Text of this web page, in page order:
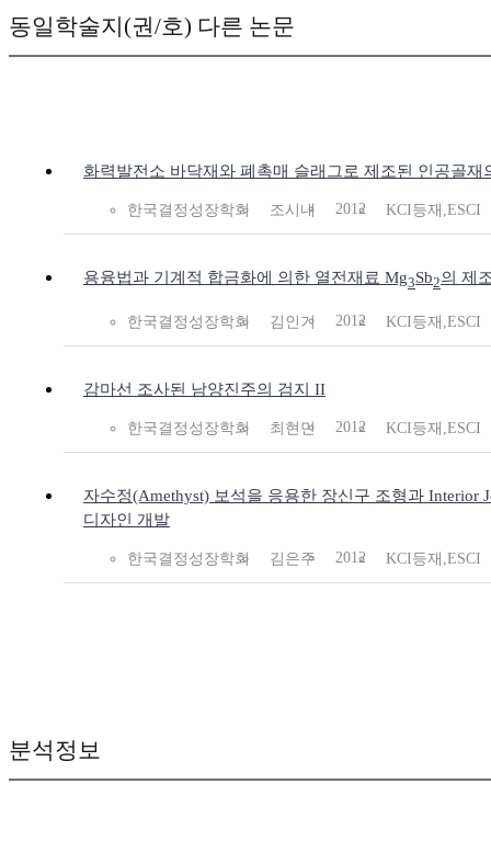
동일학술지(권/호) 다른 논문
화력발전소 바닥재와 폐촉매 슬래그로 제조된 인공골재
한국결정성장학회 조시내 2012 KCI등재,ESCI
용융법과 기계적 합금화에 의한 열전재료 Mg3Sb2의 제
한국결정성장학회 김인기 2012 KCI등재,ESCI
감마선 조사된 남양진주의 검지 II
한국결정성장학회 최현민 2012 KCI등재,ESCI
자수정(Amethyst) 보석을 응용한 장신구 조형과 Interior
디자인 개발
한국결정성장학회 김은주 2012 KCI등재,ESCI
분석정보